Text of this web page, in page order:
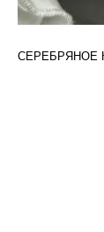
СЕРЕБРЯНОЕ